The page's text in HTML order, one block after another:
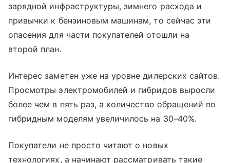
зарядной инфраструктуры, зимнего расхода и
привычки к бензиновым машинам, то сейчас эти
опасения для части покупателей отошли на
второй план.
Интерес заметен уже на уровне дилерских сайтов.
Просмотры электромобилей и гибридов выросли
более чем в пять раз, а количество обращений по
гибридным моделям увеличилось на 30–40%.
Покупатели не просто читают о новых
технологиях, а начинают рассматривать такие